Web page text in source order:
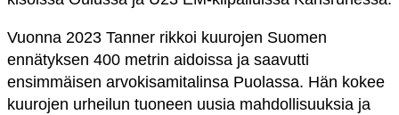
Vuonna 2023 Tanner rikkoi kuurojen Suomen
ennätyksen 400 metrin aidoissa ja saavutti
ensimmäisen arvokisamitalinsa Puolassa. Hän kokee
kuurojen urheilun tuoneen uusia mahdollisuuksia ja